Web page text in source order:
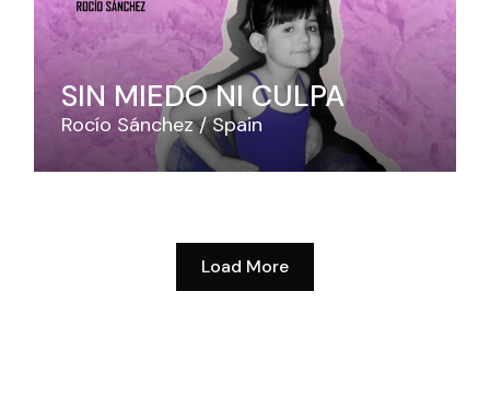
SIN MIEDO NI CULPA
Rocío Sánchez Spain
Load More